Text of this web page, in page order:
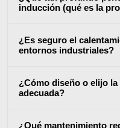
Semiconductor
inducción (qué es la
¿Es seguro el
entornos industriales?
¿Cómo diseño o elijo
adecuada?
¿Qué mantenimiento